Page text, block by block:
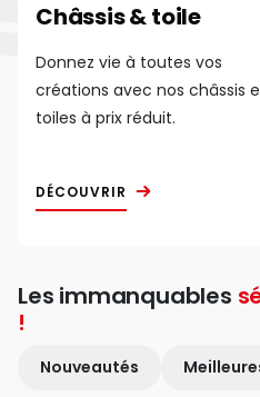
Châssis & toile
Donnez vie à toutes vos
créations avec nos châssis
toiles à prix réduit.
DÉCOUVRIR
Les immanquables
!
Nouveautés